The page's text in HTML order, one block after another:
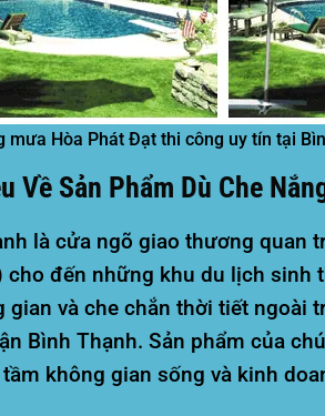
mưa Hòa Phát Đạt thi công uy tín tại
Về Sản Phẩm Dù Che
là cửa ngõ giao thương
cho đến những khu du lịch sinh
gian và che chắn thời tiết ngoài
Bình Thạnh. Sản phẩm của
không gian sống và kinh